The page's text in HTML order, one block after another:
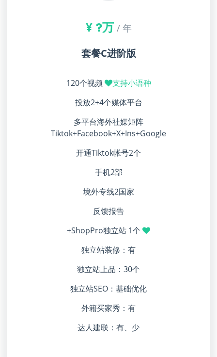
¥ 万 / 年
套餐C进阶版
120个视频 支持小语种
投放2+4个媒体平台
多平台海外社媒矩阵
Tiktok+Facebook+X+Ins+Google
开通Tiktok帐号2个
手机2部
境外专线2国家
反馈报告
+ShopPro独立站 1个
独立站装修：有
独立站上品：30个
独立站SEO：基础优化
外籍买家秀：有
达人建联：有、少